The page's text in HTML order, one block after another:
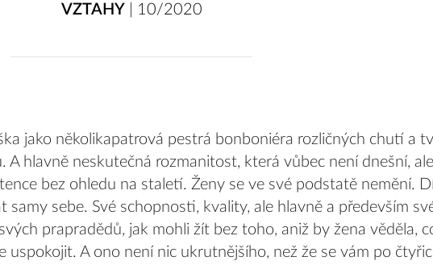
VZTAHY 10/2020
jako několikapatrová pestrá bonboniéra rozličných chutí a
hlavně neskutečná rozmanitost, která vůbec není dnešní,
bez ohledu na staletí. Ženy se ve své podstatě nemění.
samy sebe. Své schopnosti, kvality, ale hlavně a především
prapradědů, jak mohli žít bez toho, aniž by žena věděla,
uspokojit. A ono není nic ukrutnějšího, než že se vám po